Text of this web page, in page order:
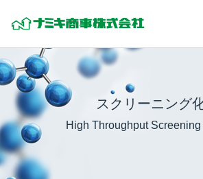
スクリーニング
High Throughput